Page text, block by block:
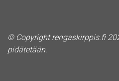
© Copyright rengaskirppis.fi
pidätetään.